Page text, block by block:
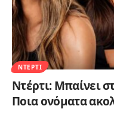
ΝΤΈΡΤΙ
Ντέρτι: Μπαίνει
Ποια ονόματα